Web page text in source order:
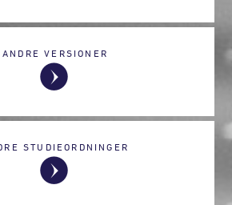
ANDRE VERSIONER
STUDIEORDNINGER